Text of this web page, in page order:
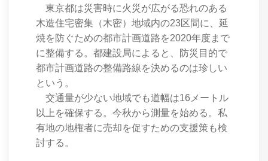
東京都は災害時に火災が広がる恐れのある
木造住宅密集（木密）地域内の23区間に、延
焼を防ぐための都市計画道路を2020年度まで
に整備する。都建設局によると、防災目的で
都市計画道路の整備路線を決めるのは珍しい
という。
交通量が少ない地域でも道幅は16メートル
以上を確保する。今秋から測量を始める。私
有地の地権者に売却を促すための支援策も検
討する。